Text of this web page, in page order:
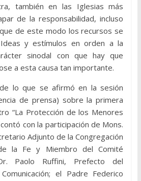
también en las Iglesias más
de la responsabilidad, incluso
de este modo los recursos se
y estímulos en orden a la
sinodal con que hay que
a esta causa tan importante.
lo que se afirmó en la sesión
de prensa) sobre la primera
“La Protección de los Menores
con la participación de Mons.
Adjunto de la Congregación
la Fe y Miembro del Comité
Paolo Ruffini, Prefecto del
el Padre Federico